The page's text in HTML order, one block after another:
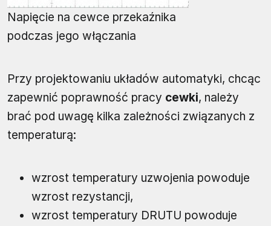
Napięcie na cewce przekaźnika
podczas jego włączania
Przy projektowaniu układów automatyki, chcąc
zapewnić poprawność pracy cewki, należy
brać pod uwagę kilka zależności związanych z
temperaturą:
wzrost temperatury uzwojenia powoduje
wzrost rezystancji,
wzrost temperatury DRUTU powoduje